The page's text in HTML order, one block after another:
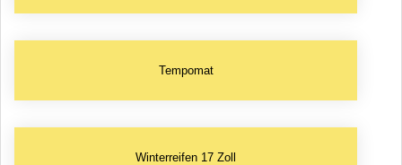
Tempomat
Winterreifen 17 Zoll